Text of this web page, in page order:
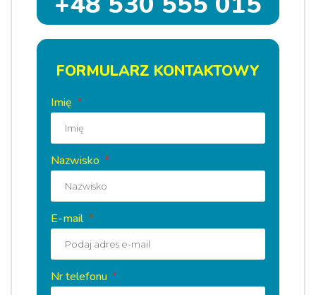
FORMULARZ KONTAKTOWY
Imię
Nazwisko
E-mail
Nr telefonu